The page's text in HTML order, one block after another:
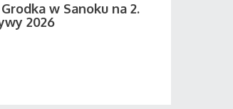
w Sanoku na 2.
2026